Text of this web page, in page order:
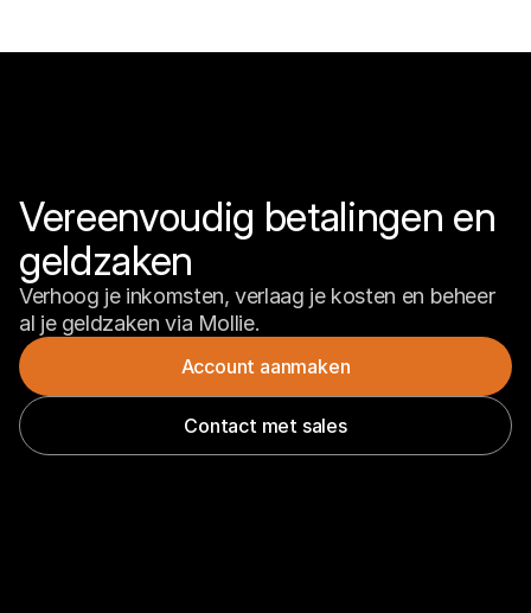
Vereenvoudig betalingen en
geldzaken
Verhoog je inkomsten, verlaag je kosten en beheer
al je geldzaken via Mollie.
Account aanmaken
Contact met sales